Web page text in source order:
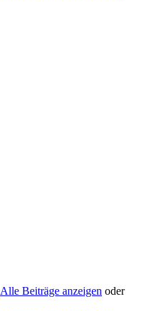
Alle Beiträge anzeigen oder